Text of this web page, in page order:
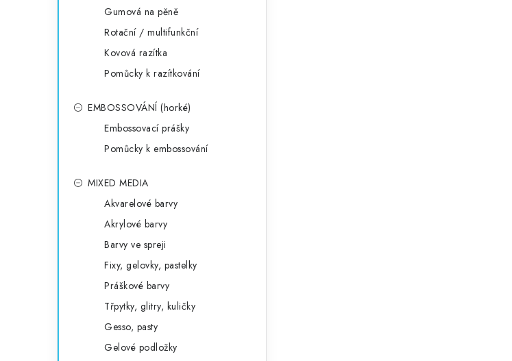
Gumová na pěně
Rotační / multifunkční
Kovová razítka
Pomůcky k razítkování
EMBOSSOVÁNÍ (horké)
Embossovací prášky
Pomůcky k embossování
MIXED MEDIA
Akvarelové barvy
Akrylové barvy
Barvy ve spreji
Fixy, gelovky, pastelky
Práškové barvy
Třpytky, glitry, kuličky
Gesso, pasty
Gelové podložky